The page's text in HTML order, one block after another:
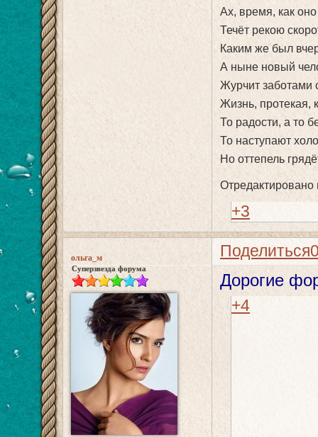
Ах, время, как
Течёт рекою
Каким же был
А ныне новый
Журчит заботами
Жизнь, протекая,
То радости, а то
То наступают
Но оттепель
Отредактировано
+3
Поделиться
ольга_м
Суперзвезда форума
Дорогие
+4